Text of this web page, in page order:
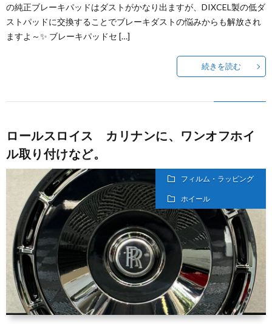
の純正ブレーキパッドはダストがかなり出ますが、DIXCEL製の低ダ
ストパッドに交換することでブレーキダストの悩みからも解放され
ますよ～✨ ブレーキパッドセ […]
続きを読む
ロールスロイス カリナンに、ワンオフホイ
ル取り付けなど。
フィルム・ラッピング
ホイール